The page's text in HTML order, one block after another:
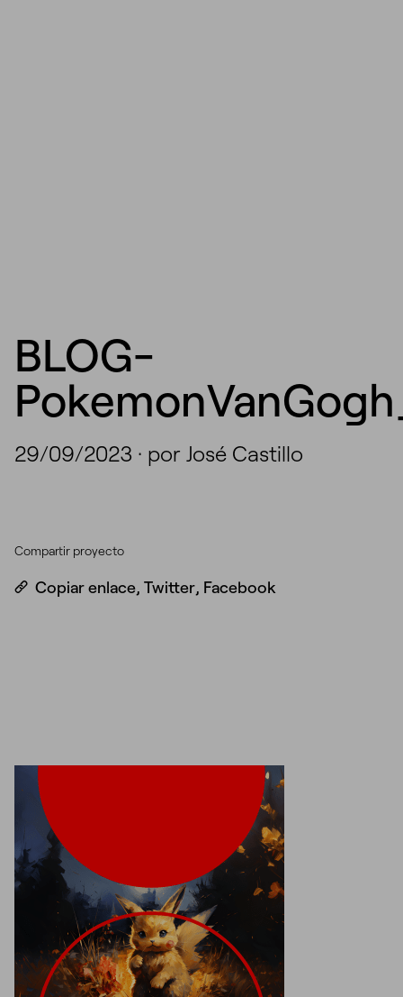
BLOG-
29/09/2023 · por José Castillo
Compartir proyecto
Copiar enlace, Twitter, Facebook